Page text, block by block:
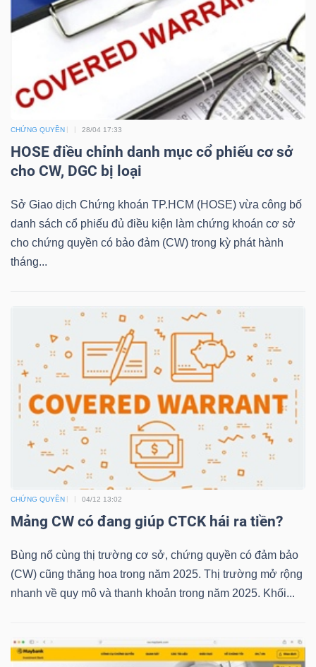
CHỨNG QUYỀN 28/04 17:33
HOSE điều chỉnh danh mục cổ phiếu cơ sở
cho CW, DGC bị loại
Sở Giao dịch Chứng khoán TP.HCM (HOSE) vừa công bố
danh sách cổ phiếu đủ điều kiện làm chứng khoán cơ sở
cho chứng quyền có bảo đảm (CW) trong kỳ phát hành
tháng...
CHỨNG QUYỀN 04/12 13:02
Mảng CW có đang giúp CTCK hái ra tiền?
Bùng nổ cùng thị trường cơ sở, chứng quyền có đảm bảo
(CW) cũng thăng hoa trong năm 2025. Thị trường mở rộng
nhanh về quy mô và thanh khoản trong năm 2025. Khối...
PHÂN
VIETSTOCKFINANCE
MÔ
NGÀNH
CỔ
PHIẾU
PHÁI
CỤ